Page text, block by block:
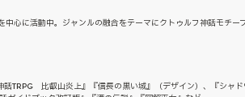
心に活動中。ジャンルの融合をテーマにクトゥルフ神話モチー
TRPG 比叡山炎上』『信長の黒い城』（デザイン）、『シャ